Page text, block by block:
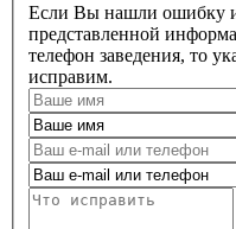
Если Вы нашли ошибку
представленной
телефон заведения, то
исправим.